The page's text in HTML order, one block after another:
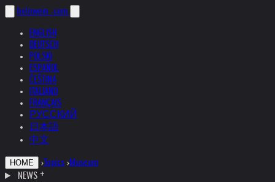
helnwein .com
ENGLISH
DEUTSCH
POLSKI
ESPAÑOL
ČEŠTINA
ITALIANO
FRANÇAIS
РУССКИЙ
日本語
中文
HOME › Topics ›Museum
NEWS